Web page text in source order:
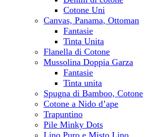
Cotone Uni
Canvas, Panama, Ottoman
Fantasie
Tinta Unita
Flanella di Cotone
Mussolina Doppia Garza
Fantasie
Tinta unita
Spugna di Bamboo, Cotone
Cotone a Nido d’ape
Trapuntino
Pile Minky Dots
Lino Puro e Misto Lino